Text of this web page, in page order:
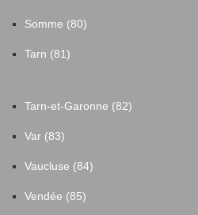
Somme (80)
Tarn (81)
Tarn-et-Garonne (82)
Var (83)
Vaucluse (84)
Vendée (85)